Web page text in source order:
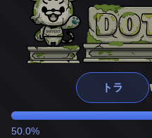
トラ
50.0%